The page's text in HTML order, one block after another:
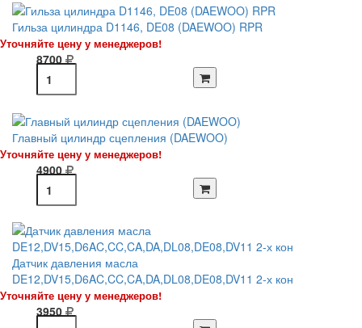
Гильза цилиндра D1146, DE08 (DAEWOO) RPR
Уточняйте цену у менеджеров!
8700
Главный цилиндр сцепления (DAEWOO)
Уточняйте цену у менеджеров!
4900
Датчик давления масла
DE12,DV15,D6AC,CC,CA,DA,DL08,DE08,DV11 2-х кон
Уточняйте цену у менеджеров!
3950